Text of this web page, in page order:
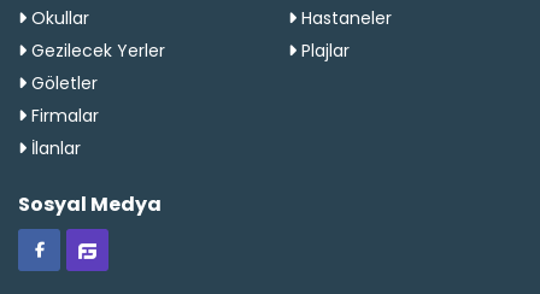
Okullar
Hastaneler
Gezilecek Yerler
Plajlar
Göletler
Firmalar
İlanlar
Sosyal Medya